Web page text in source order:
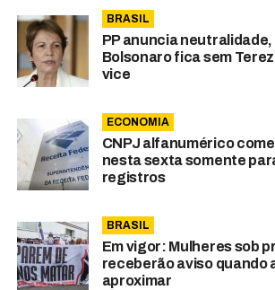
BRASIL
PP anuncia neutralidade,
Bolsonaro fica sem
vice
ECONOMIA
CNPJ alfanumérico
nesta sexta somente
registros
BRASIL
Em vigor: Mulheres sob
receberão aviso quando
aproximar